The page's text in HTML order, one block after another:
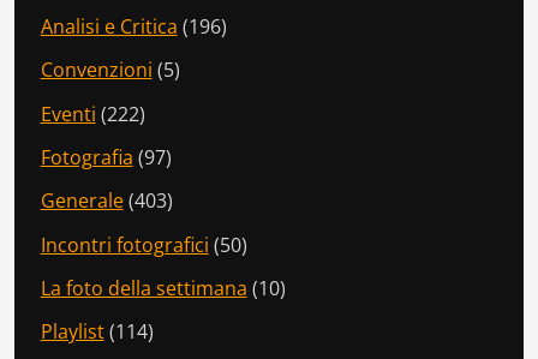
Analisi e Critica (196)
Convenzioni (5)
Eventi (222)
Fotografia (97)
Generale(403)
Incontri fotografici (50)
La foto della settimana (10)
Playlist(114)